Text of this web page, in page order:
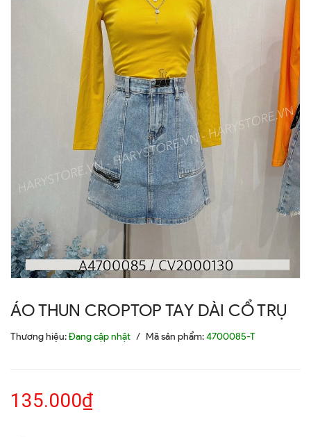
ÁO THUN CROPTOP TAY DÀI CỔ TRỤ
Thương hiệu:Đang cập nhật / Mã sản phẩm:4700085-T
135.000₫